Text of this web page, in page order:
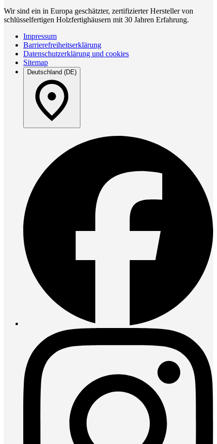
Wir sind ein in Europa geschätzter, zertifizierter Hersteller von
schlüsselfertigen Holzfertighäusern mit 30 Jahren Erfahrung.
Impressum
Barrierefreiheitserklärung
Datenschutzerklärung und cookies
Sitemap
Deutschland (DE)